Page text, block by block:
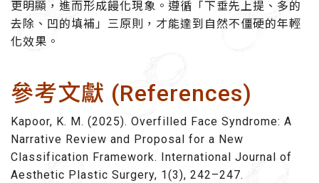
更明顯，進而形成饅化現象。遵循「下垂先上提、多的
去除、凹的填補」三原則，才能達到自然不僵硬的年輕
化效果。
參考文獻 (References)
Kapoor, K. M. (2025). Overfilled Face Syndrome: A
Narrative Review and Proposal for a New
Classification Framework. International Journal of
Aesthetic Plastic Surgery, 1(3), 242–247.